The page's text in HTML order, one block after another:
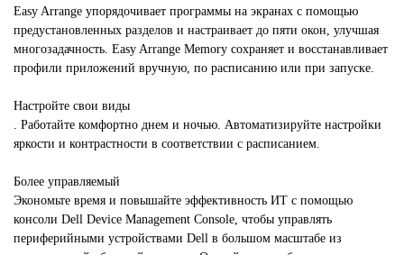
Easy Arrange упорядочивает программы на экранах с помощью
предустановленных разделов и настраивает до пяти окон, улучшая
многозадачность. Easy Arrange Memory сохраняет и восстанавливает
профили приложений вручную, по расписанию или при запуске.
Настройте свои виды
. Работайте комфортно днем ​​и ночью. Автоматизируйте настройки
яркости и контрастности в соответствии с расписанием.
Более управляемый
Экономьте время и повышайте эффективность ИТ с помощью
консоли Dell Device Management Console, чтобы управлять
периферийными устройствами Dell в большом масштабе из